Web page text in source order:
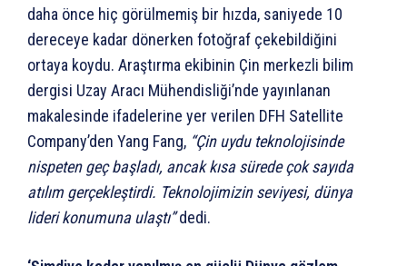
daha önce hiç görülmemiş bir hızda, saniyede 10
dereceye kadar dönerken fotoğraf çekebildiğini
ortaya koydu. Araştırma ekibinin Çin merkezli bilim
dergisi Uzay Aracı Mühendisliği’nde yayınlanan
makalesinde ifadelerine yer verilen DFH Satellite
Company’den Yang Fang, “Çin uydu teknolojisinde
nispeten geç başladı, ancak kısa sürede çok sayıda
atılım gerçekleştirdi. Teknolojimizin seviyesi, dünya
lideri konumuna ulaştı”dedi.